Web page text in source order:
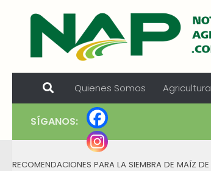
Skip to content
Quienes Somos Agricultura
SÍGANOS:
RECOMENDACIONES PARA LA SIEMBRA DE MAÍZ DE